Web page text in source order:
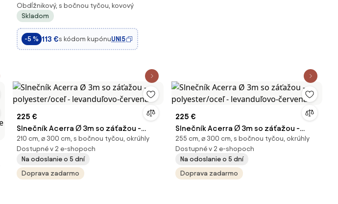
slnečník so základňou a kľukou s
vodoodolnou UV ochranou pre terasu a
patio - Tmavá šedá | Aosom
Obdĺžnikový, s bočnou tyčou, kovový
Skladom
-5 % 113 €s kódom kupónuUNI5
225 €
Slnečník Acerra Ø 3m so záťažou -
polyester/oceľ - levanduľovo-červená
210 cm, ⌀ 300 cm, s bočnou tyčou, okrúhly
Dostupné v 2 e-shopoch
Na odoslanie o 5 dní
Doprava zadarmo
225 €
Slnečník Acerra Ø 3m so záťažou -
polyester/oceľ - levanduľovo-červená
255 cm, ⌀ 300 cm, s bočnou tyčou, okrúhly
Dostupné v 2 e-shopoch
Na odoslanie o 5 dní
Doprava zadarmo